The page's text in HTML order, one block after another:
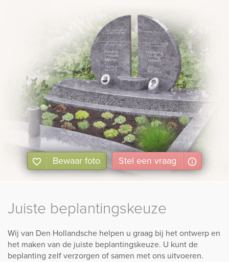
Bewaar foto Stel een vraag
Juiste beplantingskeuze
Wij van Den Hollandsche helpen u graag bij het ontwerp en
het maken van de juiste beplantingskeuze. U kunt de
beplanting zelf verzorgen of samen met ons uitvoeren.